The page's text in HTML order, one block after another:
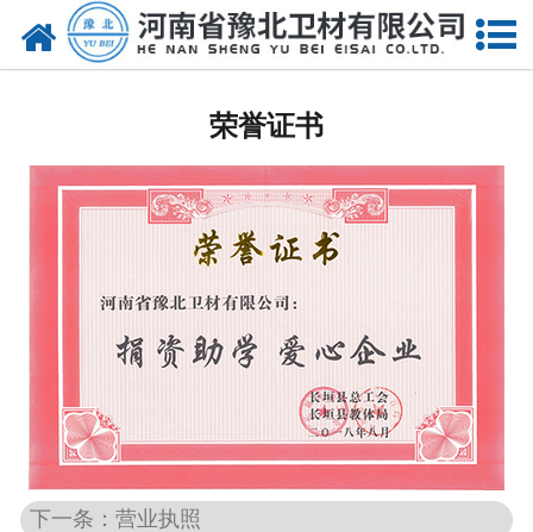
网站首页
产品中心
资质荣誉
厂房设备
人才招聘
联系我们
荣誉证书
下一条：营业执照